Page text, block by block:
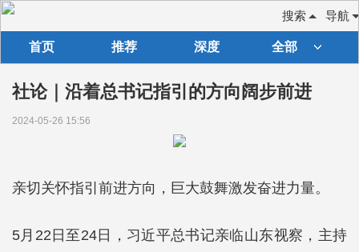
导航
搜索
首页 推荐 深度 全部
社论｜沿着总书记指引的方向阔步前进
2024-05-26 15:56
亲切关怀指引前进方向，巨大鼓舞激发奋进力量。
5月22日至24日，习近平总书记亲临山东视察，主持